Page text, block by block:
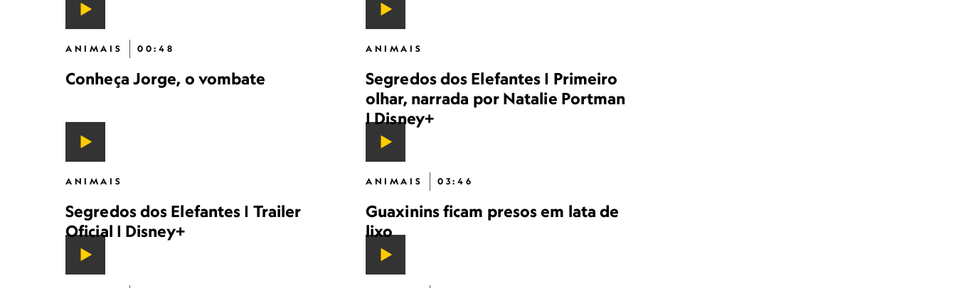
ANIMAIS 00:48
Conheça Jorge, o vombate
ANIMAIS
Segredos dos Elefantes | Primeiro
olhar, narrada por Natalie Portman
| Disney+
ANIMAIS
Segredos dos Elefantes | Trailer
Oficial | Disney+
ANIMAIS 03:46
Guaxinins ficam presos em lata de
lixo